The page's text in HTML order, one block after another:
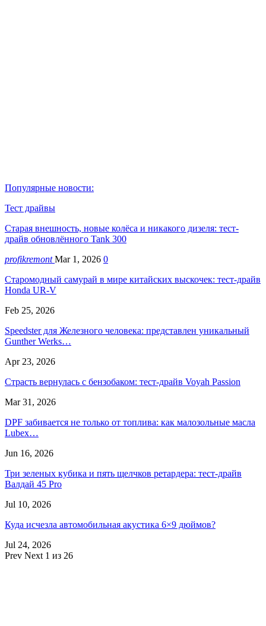
Популярные новости:
Тест драйвы
Старая внешность, новые колёса и никакого дизеля: тест-
драйв обновлённого Tank 300
profikremontMar 1, 2026 0
Старомодный самурай в мире китайских выскочек: тест-драйв
Honda UR-V
Feb 25, 2026
Speedster для Железного человека: представлен уникальный
Gunther Werks…
Apr 23, 2026
Страсть вернулась с бензобаком: тест-драйв Voyah Passion
Mar 31, 2026
DPF забивается не только от топлива: как малозольные масла
Lubex…
Jun 16, 2026
Три зеленых кубика и пять щелчков ретардера: тест-драйв
Валдай 45 Pro
Jul 10, 2026
Куда исчезла автомобильная акустика 6×9 дюймов?
Jul 24, 2026
Prev Next 1 из 26